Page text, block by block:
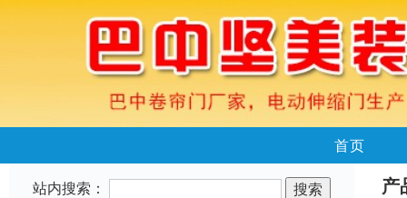
首页
站内搜索： 产